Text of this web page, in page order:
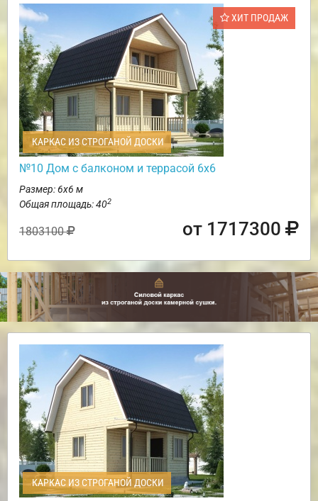
ХИТ ПРОДАЖ
КАРКАС ИЗ СТРОГАНОЙ ДОСКИ
№10 Дом с балконом и террасой 6х6
Размер: 6х6 м
Общая площадь: 402
1803100 от 1717300
КАРКАС ИЗ СТРОГАНОЙ ДОСКИ